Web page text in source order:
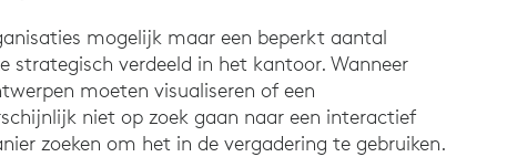
mogelijk maar een beperkt aantal
strategisch verdeeld in het kantoor. Wanneer
moeten visualiseren of een
niet op zoek gaan naar een interactief
zoeken om het in de vergadering te gebruiken.